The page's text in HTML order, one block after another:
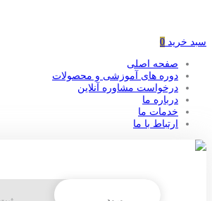
سبد خرید 0
صفحه اصلی
دوره های آموزشی و محصولات
درخواست مشاوره آنلاین
درباره ما
خدمات ما
ارتباط با ما